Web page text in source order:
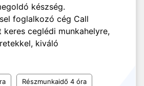
készség.
foglalkozó cég Call
keres ceglédi munkahelyre,
kiváló
Részmunkaidő 4 óra